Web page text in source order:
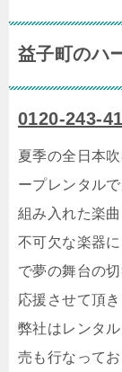
益子町のハ
0120-243-
夏季の全日本
ープレンタル
組み入れた楽
不可欠な楽器
で夢の舞台の
応援させて頂
弊社はレンタ
売も行なって